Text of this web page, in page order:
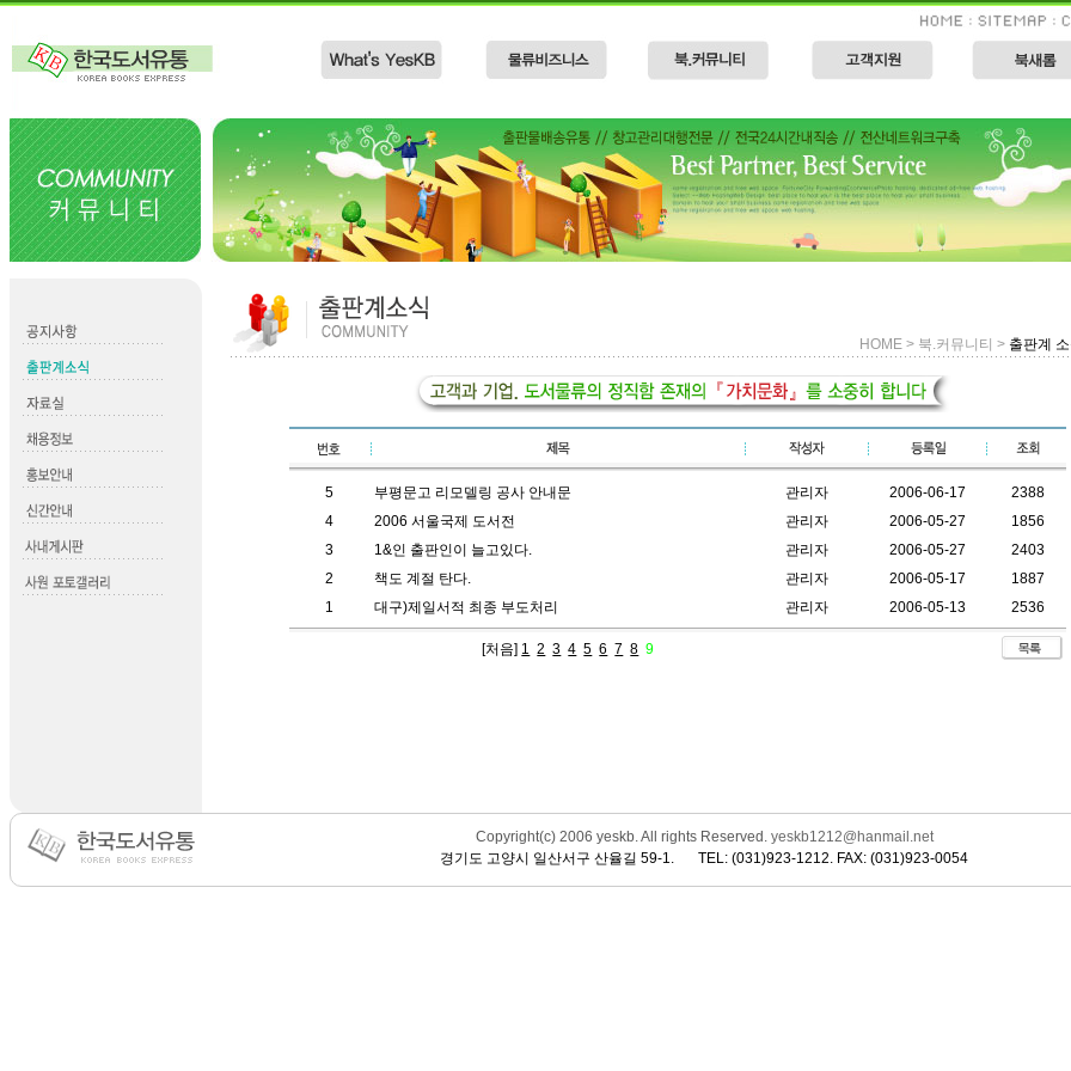
HOME > 북.커뮤니티 > 출판계
5 부평문고 리모델링 공사 안내문 관리자 2006-06-17
2388
4
2006 서울국제 도서전 관리자 2006-05-27
1856
3
1&인 출판인이 늘고있다. 관리자 2006-05-27
2403
2
책도 계절 탄다. 관리자 2006-05-17
1887
1
대구)제일서적 최종 부도처리 관리자 2006-05-13 2536
[처음] 1 2 3 4 5 6 7 8 9
Copyright(c) 2006 yeskb. All rights Reserved. yeskb1212@hanmail.net
경기도 고양시 일산서구 산율길 59-1.
TEL: (031)923-1212. FAX: (031)923-0054